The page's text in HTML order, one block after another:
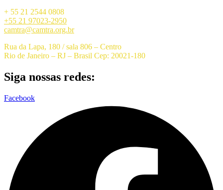
+ 55 21 2544 0808
+55 21 97023-2950
camtra@camtra.org.br
Rua da Lapa, 180 / sala 806 – Centro
Rio de Janeiro – RJ – Brasil Cep: 20021-180
Siga nossas redes:
Facebook